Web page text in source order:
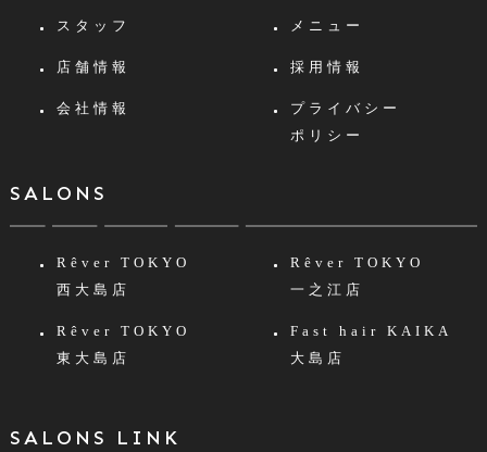
スタッフ メニュー
店舗情報 採用情報
会社情報
プライバシー
ポリシー
SALONS
Rêver TOKYO
西大島店
Rêver TOKYO
一之江店
Rêver TOKYO
東大島店
Fast hair KAIKA
大島店
SALONS LINK